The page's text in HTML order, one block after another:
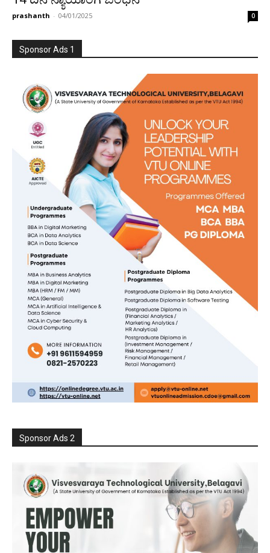
prashanth - 04/01/2025 0
Sponsor Ads 1
Sponsor Ads 2